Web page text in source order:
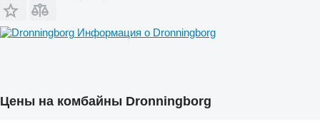
Информация о Dronningborg
Цены на комбайны Dronningborg